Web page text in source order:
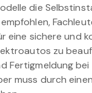
die
eine sichere und
zu
Fertigmeldung bei
muss durch einen